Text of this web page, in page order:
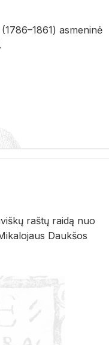
as­me­ni­nė
raš­tų rai­dą nuo
Dauk­šos